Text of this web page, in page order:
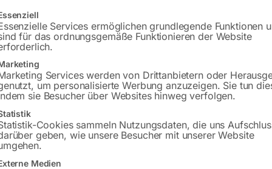
–
Versand
ca. 5 - 10
inkl. MwSt.
zzgl.Versandkosten
Lieferzeit: ca. 2 - 3 Tage
Panel
inkl.
Solarpanel
eine Liste der Service-Gruppen, für die eine Einwilligung erteilt
Services ermöglichen grundlegende Funktionen
für das ordnungsgemäße Funktionieren der Website
Services werden von Drittanbietern oder
um personalisierte Werbung anzuzeigen. Sie tun
sie Besucher über Websites hinweg verfolgen.
Cookies sammeln Nutzungsdaten, die uns
geben, wie unsere Besucher mit unserer Website
Medien